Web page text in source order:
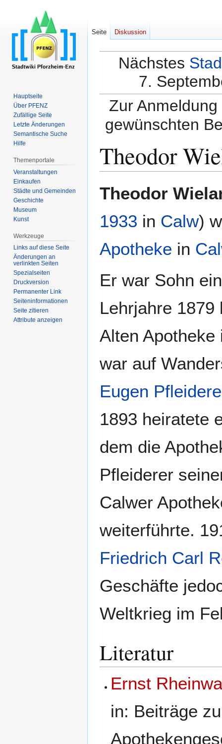
Nächstes
7.
Zur
gewünschten
Theodor
Navigation
Suche
Theodor
1933 in Calw)
Apotheke in
Er war Sohn
Lehrjahre
Alten
war auf
Eugen
1893 heiratete
dem die
Pfleiderer
Calwer
weiterführte.
Friedrich Carl
Geschäfte
Weltkrieg im
Literatur
Ernst
in: Beiträge
Seite Diskussion
Hauptseite
Über PFENZ
Zufällige Seite
Letzte Änderungen
Semantische Suche
Hilfe
Themenportale
Veranstaltungen
Einkaufen
Städte und Gemeinden
Geschichte
Museum
Kunst
Werkzeuge
Links auf diese Seite
Änderungen an
verlinkten Seiten
Spezialseiten
Druckversion
Permanenter Link
Seiten­­informationen
Seite zitieren
Attribute anzeigen